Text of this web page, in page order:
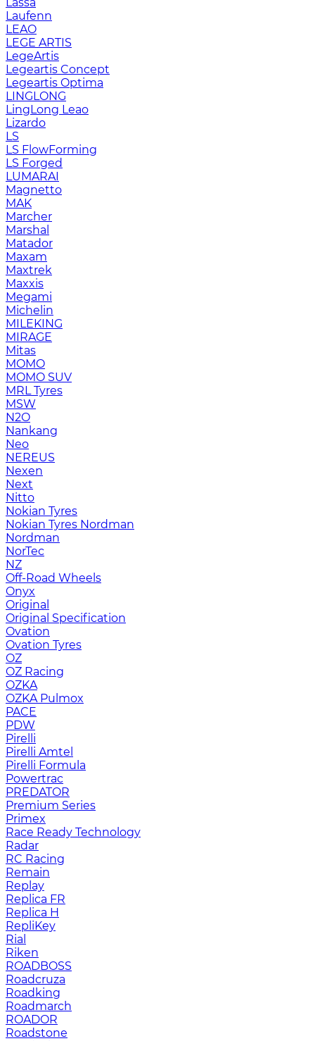
Laufenn
LEAO
LEGE ARTIS
LegeArtis
Legeartis Concept
Legeartis Optima
LINGLONG
LingLong Leao
Lizardo
LS
LS FlowForming
LS Forged
LUMARAI
Magnetto
MAK
Marcher
Marshal
Matador
Maxam
Maxtrek
Maxxis
Megami
Michelin
MILEKING
MIRAGE
Mitas
MOMO
MOMO SUV
MRL Tyres
MSW
N2O
Nankang
Neo
NEREUS
Nexen
Next
Nitto
Nokian Tyres
Nokian Tyres Nordman
Nordman
NorTec
NZ
Off-Road Wheels
Onyx
Original
Original Specification
Ovation
Ovation Tyres
OZ
OZ Racing
OZKA
OZKA Pulmox
PACE
PDW
Pirelli
Pirelli Amtel
Pirelli Formula
Powertrac
PREDATOR
Premium Series
Primex
Race Ready Technology
Radar
RC Racing
Remain
Replay
Replica FR
Replica H
RepliKey
Rial
Riken
ROADBOSS
Roadcruza
Roadking
Roadmarch
ROADOR
Roadstone